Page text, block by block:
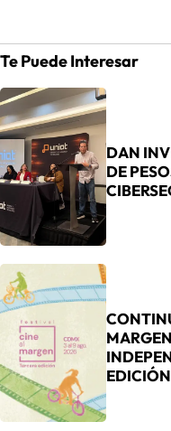
Te Puede Interesar
DAN
DE
EDICIÓN